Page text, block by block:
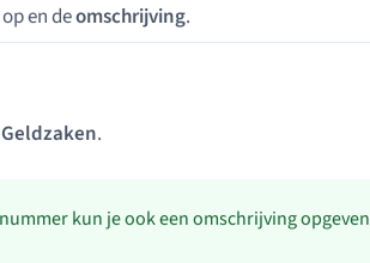
op en deomschrijving.
Geldzaken.
kun je ook een omschrijving